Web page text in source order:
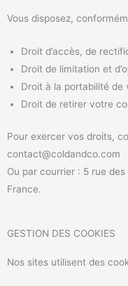
Vous disposez,
Droit d’accès, de
Droit de limitation et
Droit à la portabilité de
Droit de retirer votre
Pour exercer vos droits,
contact@coldandco.com
Ou par courrier : 5 rue
France.
GESTION DES COOKIES
Nos sites utilisent des